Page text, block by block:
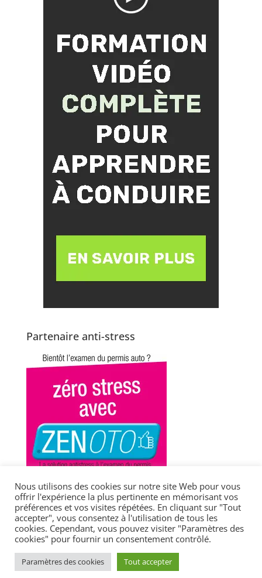
Partenaire anti-stress
Droits d'auteur © 2023 - VidéoPermis - Tous droits
réservés
Nous utilisons des cookies sur notre site Web pour vous
offrir l'expérience la plus pertinente en mémorisant vos
préférences et vos visites répétées. En cliquant sur "Tout
accepter", vous consentez à l'utilisation de tous les
cookies. Cependant, vous pouvez visiter "Paramètres des
cookies" pour fournir un consentement contrôlé.
Paramètres des cookies Tout accepter